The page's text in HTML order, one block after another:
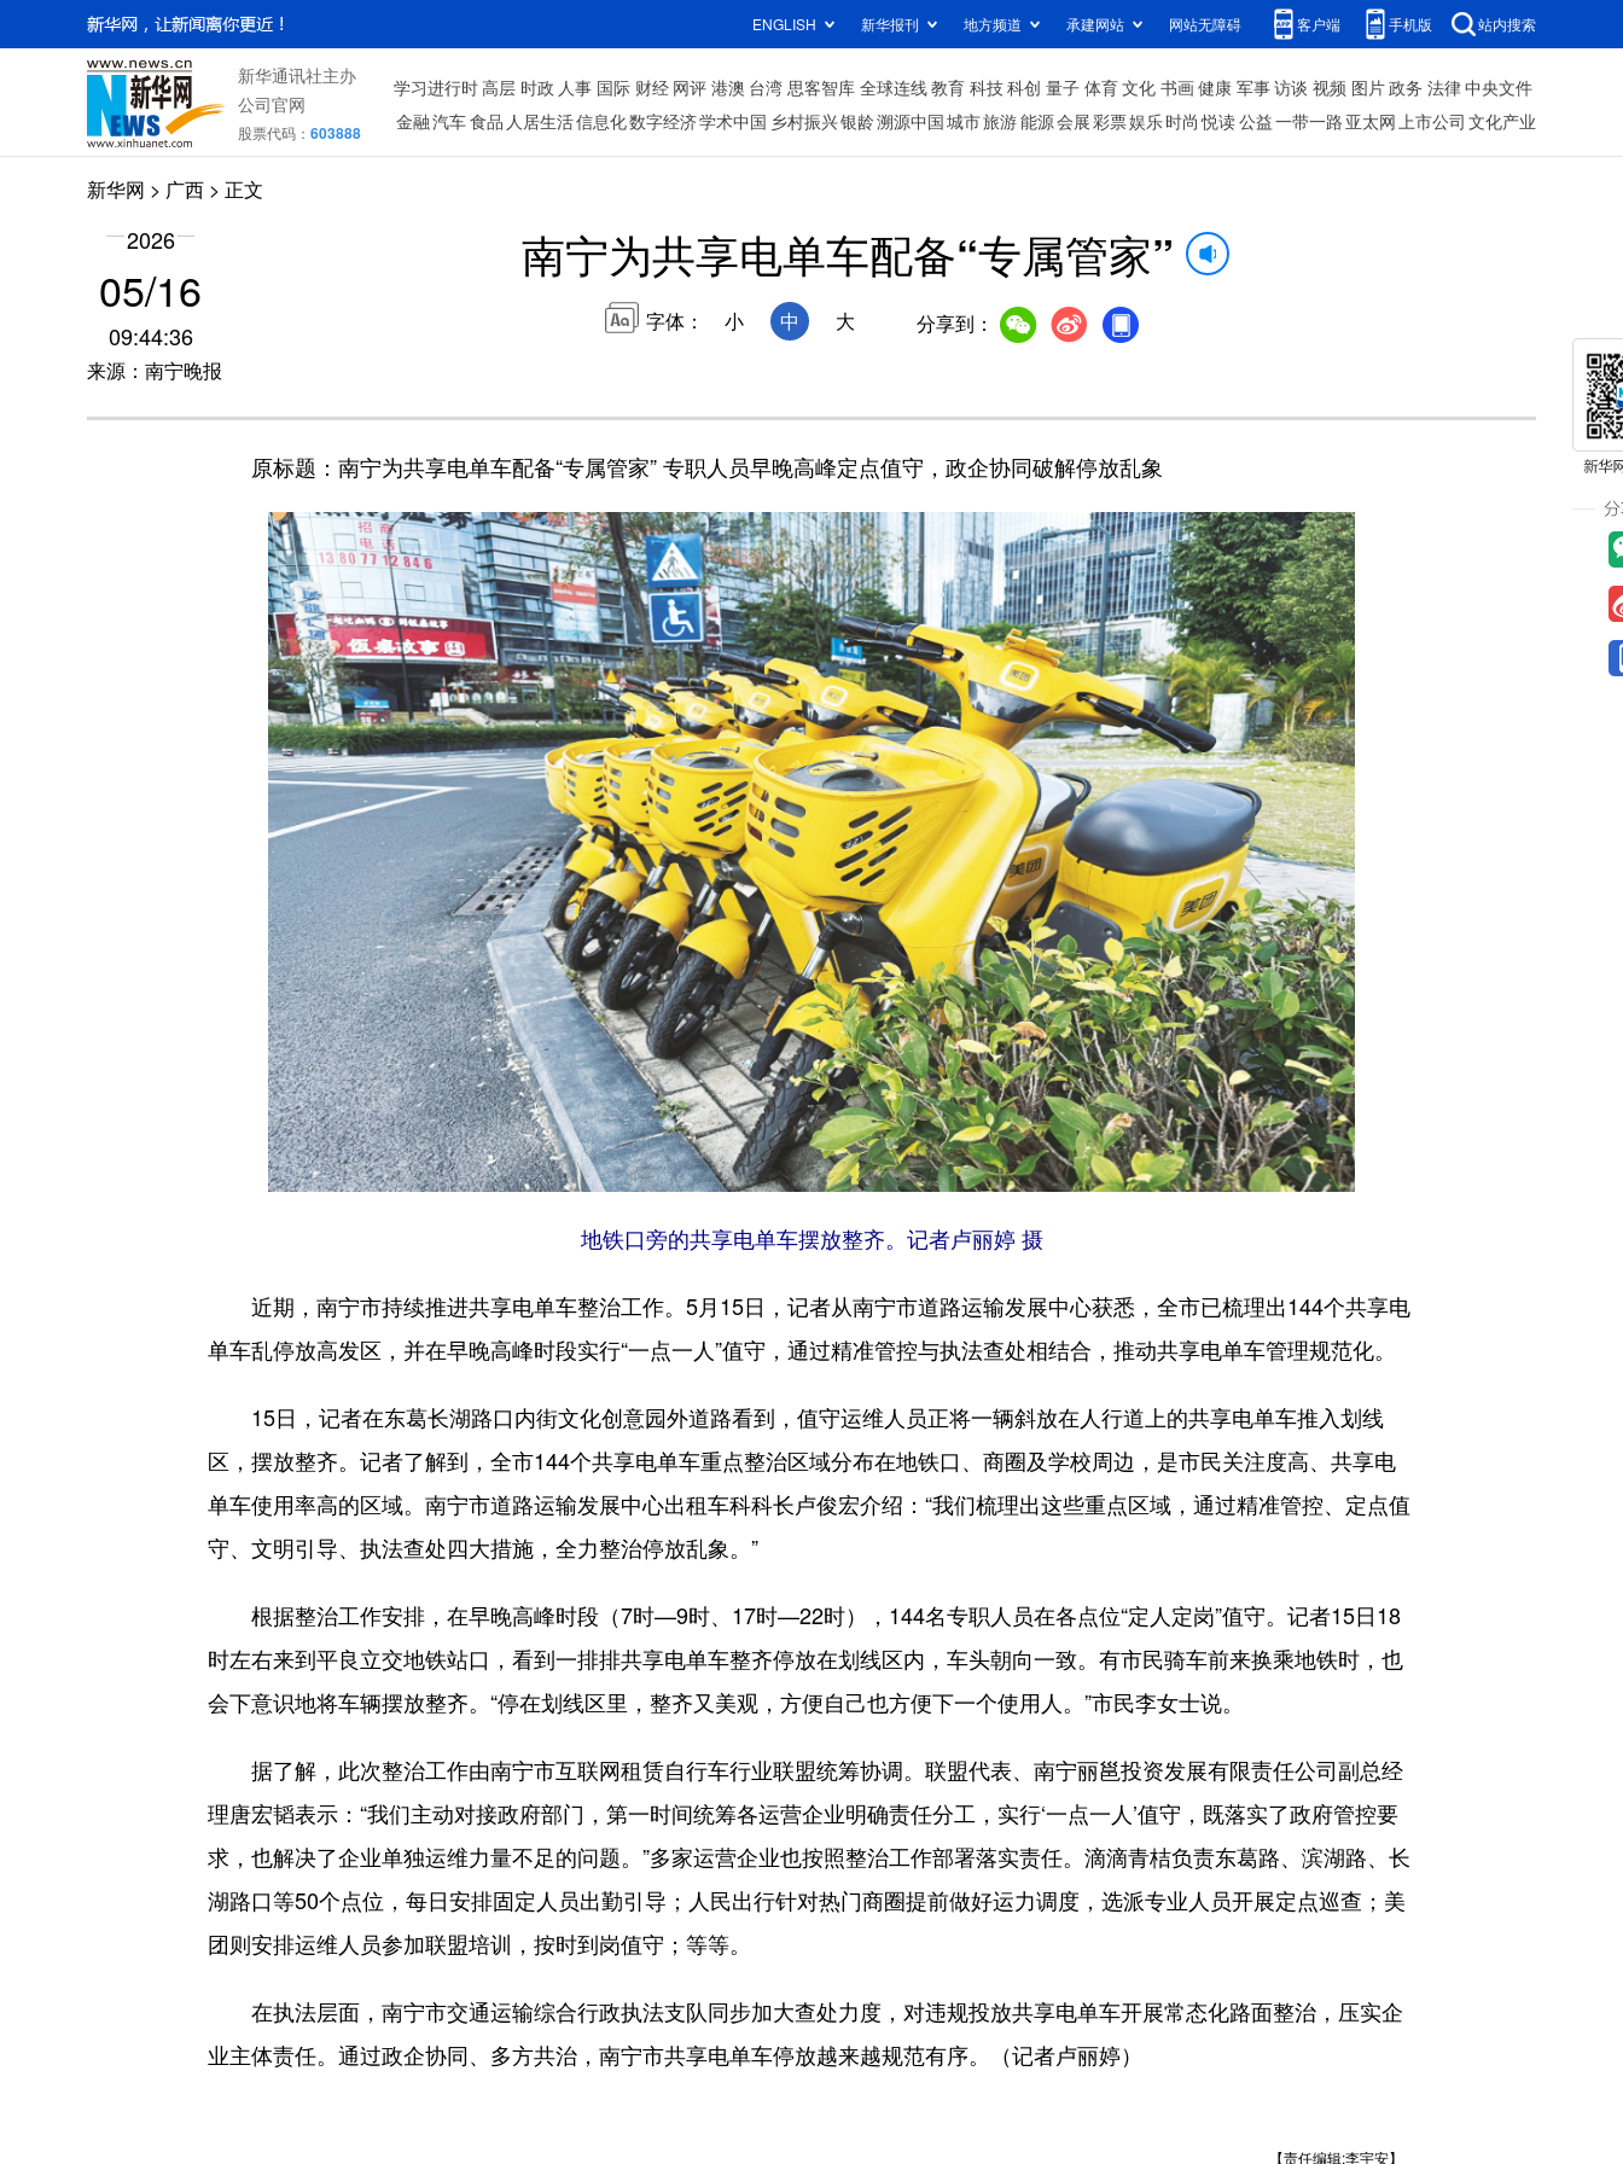
ENGLISH 新华报刊 地方频道 承建网站 网站无障碍 客户端 手机版 站内搜索
新华通讯社主办
公司官网
股票代码： 603888
学习进行时高层 时政 人事 国际 财经 网评 港澳 台湾 思客智库 全球连线教育 科技科创 量子 体育文化 书画健康 军事访谈 视频 图片政务 法律中央文件
金融汽车食品 人居生活信息化数字经济学术中国 乡村振兴银龄溯源中国城市旅游能源会展彩票娱乐时尚 悦读公益一带一路 亚太网上市公司 文化产业
新华网 > 广西 > 正文
2026
05/16
09:44:36
来源：南宁晚报
南宁为共享电单车配备“专属管家”
字体： 小 中 大 分享到：
原标题：南宁为共享电单车配备“专属管家” 专职人员早晚高峰定点值守，政企协同破解停放乱象
地铁口旁的共享电单车摆放整齐。记者卢丽婷 摄
近期，南宁市持续推进共享电单车整治工作。5月15日，记者从南宁市道路运输发展中心获悉，全市已梳理出144个共享电
单车乱停放高发区，并在早晚高峰时段实行“一点一人”值守，通过精准管控与执法查处相结合，推动共享电单车管理规范化。
15日，记者在东葛长湖路口内街文化创意园外道路看到，值守运维人员正将一辆斜放在人行道上的共享电单车推入划线
区，摆放整齐。记者了解到，全市144个共享电单车重点整治区域分布在地铁口、商圈及学校周边，是市民关注度高、共享电
单车使用率高的区域。南宁市道路运输发展中心出租车科科长卢俊宏介绍：“我们梳理出这些重点区域，通过精准管控、定点值
守、文明引导、执法查处四大措施，全力整治停放乱象。”
根据整治工作安排，在早晚高峰时段（7时—9时、17时—22时），144名专职人员在各点位“定人定岗”值守。记者15日18
时左右来到平良立交地铁站口，看到一排排共享电单车整齐停放在划线区内，车头朝向一致。有市民骑车前来换乘地铁时，也
会下意识地将车辆摆放整齐。“停在划线区里，整齐又美观，方便自己也方便下一个使用人。”市民李女士说。
据了解，此次整治工作由南宁市互联网租赁自行车行业联盟统筹协调。联盟代表、南宁丽邕投资发展有限责任公司副总经
理唐宏韬表示：“我们主动对接政府部门，第一时间统筹各运营企业明确责任分工，实行‘一点一人’值守，既落实了政府管控要
求，也解决了企业单独运维力量不足的问题。”多家运营企业也按照整治工作部署落实责任。滴滴青桔负责东葛路、滨湖路、长
湖路口等50个点位，每日安排固定人员出勤引导；人民出行针对热门商圈提前做好运力调度，选派专业人员开展定点巡查；美
团则安排运维人员参加联盟培训，按时到岗值守；等等。
在执法层面，南宁市交通运输综合行政执法支队同步加大查处力度，对违规投放共享电单车开展常态化路面整治，压实企
业主体责任。通过政企协同、多方共治，南宁市共享电单车停放越来越规范有序。（记者卢丽婷）
【责任编辑:李宇安】